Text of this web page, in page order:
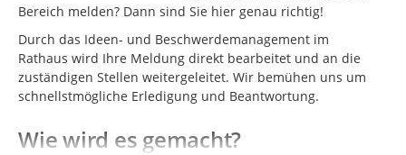
Bereich melden? Dann sind Sie hier genau richtig!
Durch das Ideen- und Beschwerdemanagement im
Rathaus wird Ihre Meldung direkt bearbeitet und an die
zuständigen Stellen weitergeleitet. Wir bemühen uns um
schnellstmögliche Erledigung und Beantwortung.
Wie wird es gemacht?